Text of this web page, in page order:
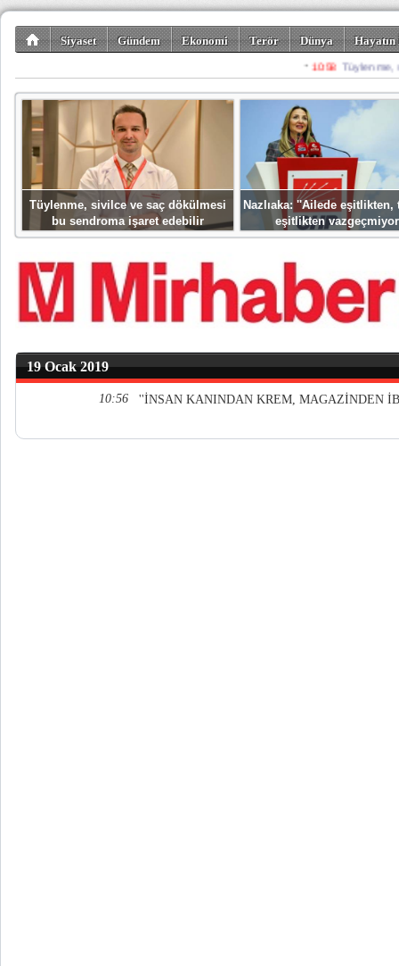
Siyaset Gündem Ekonomi Terör Dünya
Spor Misafir
Tüylenme, sivilce ve saç dökülmesi
bu sendroma işaret edebilir
Nazlıaka: ''Ailede eşitlikten,
eşitlikten
19 Ocak 2019
10:56 ''İNSAN KANINDAN KREM, MAGAZİNDEN